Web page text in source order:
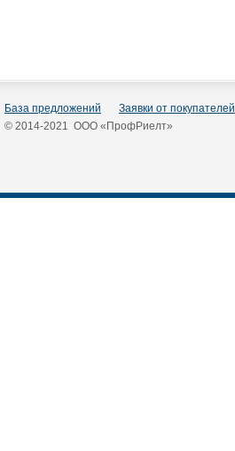
База предложений Заявки от покупателей
© 2014-2021 ООО «ПрофРиелт»